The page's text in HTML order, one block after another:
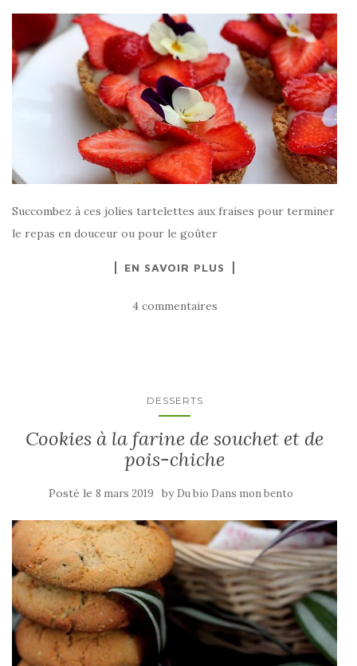
Succombez à ces jolies tartelettes aux fraises pour terminer
le repas en douceur ou pour le goûter
EN SAVOIR PLUS
4 commentaires
DESSERTS
Cookies à la farine de souchet et de
pois-chiche
Posté le 8 mars 2019 by Du bio Dans mon bento